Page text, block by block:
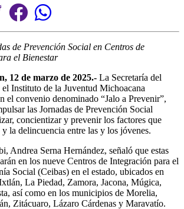
de Prevención Social en Centros de
el Bienestar
12 de marzo de 2025.- La Secretaría del
Instituto de la Juventud Michoacana
el convenio denominado “Jalo a Prevenir”,
las Jornadas de Prevención Social
concientizar y prevenir los factores que
la delincuencia entre las y los jóvenes.
Andrea Serna Hernández, señaló que estas
en los nueve Centros de Integración para el
Social (Ceibas) en el estado, ubicados en
La Piedad, Zamora, Jacona, Múgica,
así como en los municipios de Morelia,
Zitácuaro, Lázaro Cárdenas y Maravatío.